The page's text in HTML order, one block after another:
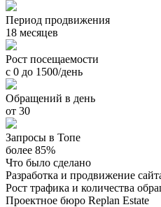
Период продвижения
18 месяцев
Рост посещаемости
с 0 до 1500/день
Обращений в день
от 30
Запросы в Топе
более 85%
Что было сделано
Разработка и продвижение
Рост трафика и количества
Проектное бюро Replan Estate